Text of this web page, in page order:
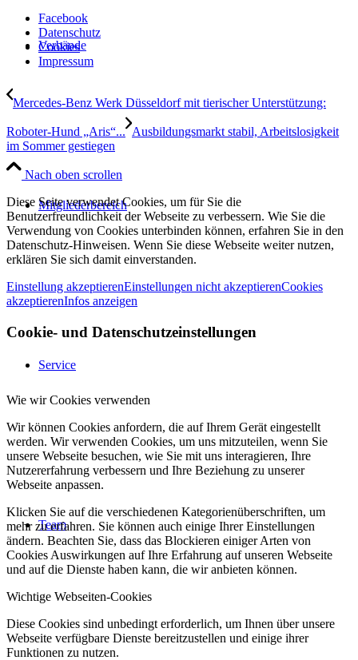
Verbände
Mitgliederbereich
Service
Team
Facebook
Datenschutz
Cookies
Impressum
Mercedes-Benz Werk Düsseldorf mit tierischer Unterstützung:
Roboter-Hund „Aris“... Ausbildungsmarkt stabil, Arbeitslosigkeit
im Sommer gestiegen
Nach oben scrollen
Diese Seite verwendet Cookies, um für Sie die
Benutzerfreundlichkeit der Webseite zu verbessern. Wie Sie die
Verwendung von Cookies unterbinden können, erfahren Sie in den
Datenschutz-Hinweisen. Wenn Sie diese Webseite weiter nutzen,
erklären Sie sich damit einverstanden.
Einstellung akzeptierenEinstellungen nicht akzeptierenCookies
akzeptierenInfos anzeigen
Cookie- und Datenschutzeinstellungen
Wie wir Cookies verwenden
Wir können Cookies anfordern, die auf Ihrem Gerät eingestellt
werden. Wir verwenden Cookies, um uns mitzuteilen, wenn Sie
unsere Webseite besuchen, wie Sie mit uns interagieren, Ihre
Nutzererfahrung verbessern und Ihre Beziehung zu unserer
Webseite anpassen.
Klicken Sie auf die verschiedenen Kategorienüberschriften, um
mehr zu erfahren. Sie können auch einige Ihrer Einstellungen
ändern. Beachten Sie, dass das Blockieren einiger Arten von
Cookies Auswirkungen auf Ihre Erfahrung auf unseren Webseite
und auf die Dienste haben kann, die wir anbieten können.
Wichtige Webseiten-Cookies
Diese Cookies sind unbedingt erforderlich, um Ihnen über unsere
Webseite verfügbare Dienste bereitzustellen und einige ihrer
Funktionen zu nutzen.